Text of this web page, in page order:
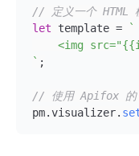
// 定义一个 HTML
let template =
`
<img
` ;
// 使用 Apifox 的
pm.visualizer.